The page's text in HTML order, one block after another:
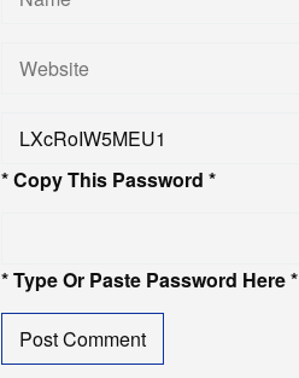
* Copy This Password *
* Type Or Paste Password Here *